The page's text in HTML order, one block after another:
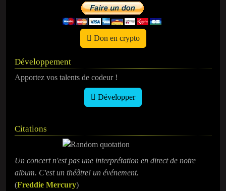
Don en crypto
Développement
Apportez vos talents de codeur !
Développer
Citations
Un concert n'est pas une interprétation en direct de notre
album. C'est un théâtre! un événement.
(Freddie Mercury)